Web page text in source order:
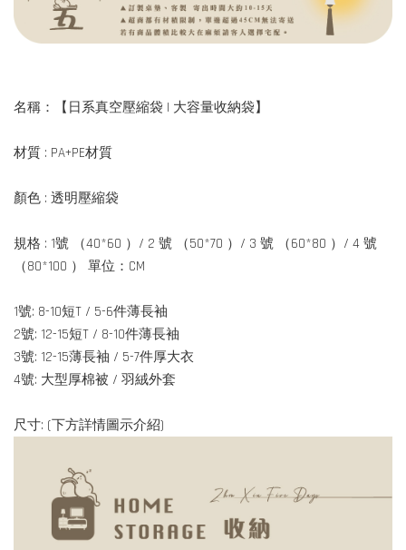
名稱：【日系真空壓縮袋 | 大容量收納袋】
材質 : PA+PE材質
顏色 : 透明壓縮袋
規格 : 1號 （40*60 ）/ 2 號 （50*70 ）/ 3 號 （60*80 ）/ 4 號
（80*100 ） 單位：CM
1號: 8-10短T / 5-6件薄長袖
2號: 12-15短T / 8-10件薄長袖
3號: 12-15薄長袖 / 5-7件厚大衣
4號: 大型厚棉被 / 羽絨外套
尺寸: (下方詳情圖示介紹)